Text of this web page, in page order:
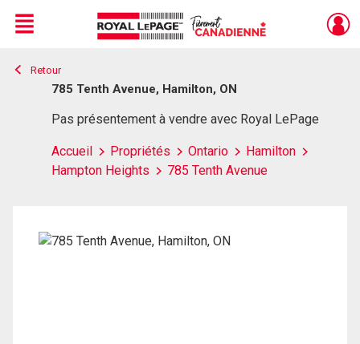
Live
En Direct
Menu
Retour
785 Tenth Avenue, Hamilton, ON
Pas présentement à vendre avec Royal LePage
Accueil Propriétés Ontario
Hamilton
Hampton Heights
785 Tenth Avenue